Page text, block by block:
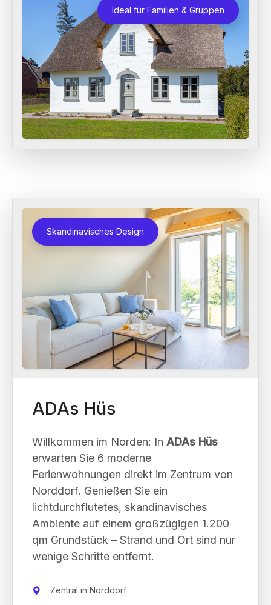
Ideal für Familien & Gruppen
Skandinavisches Design
ADAs Hüs
Willkommen im Norden: In ADAs Hüs
erwarten Sie 6 moderne
Ferienwohnungen direkt im Zentrum von
Norddorf. Genießen Sie ein
lichtdurchflutetes, skandinavisches
Ambiente auf einem großzügigen 1.200
qm Grundstück – Strand und Ort sind nur
wenige Schritte entfernt.
Zentral in Norddorf